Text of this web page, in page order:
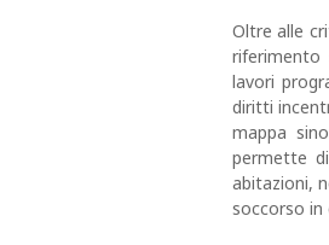
Oltre alle
riferimento
lavori
diritti
mappa
permette
abitazioni,
soccorso in